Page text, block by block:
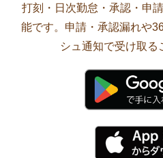
打刻・日次勤怠・承認・申
能です。申請・承認漏れや
シュ通知で受け取る